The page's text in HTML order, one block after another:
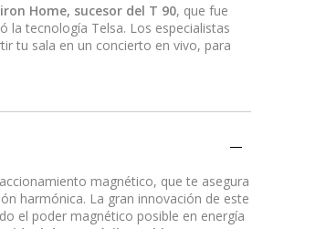
Home, sucesor del T 90, que fue
la tecnología Telsa. Los especialistas
tu sala en un concierto en vivo, para
magnético, que te asegura
harmónica. La gran innovación de este
el poder magnético posible en energía